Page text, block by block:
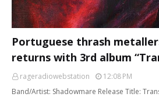
Portuguese thrash
returns with 3rd album
rageradiowebstation
12:08 PM
Band/Artist: Shadowmare Release Title: